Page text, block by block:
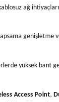
ağ
genişletme
yüksek bant
Access Point,